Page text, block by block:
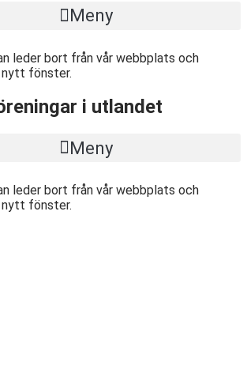
Meny
leder bort från vår webbplats och
fönster.
i utlandet
Meny
leder bort från vår webbplats och
fönster.